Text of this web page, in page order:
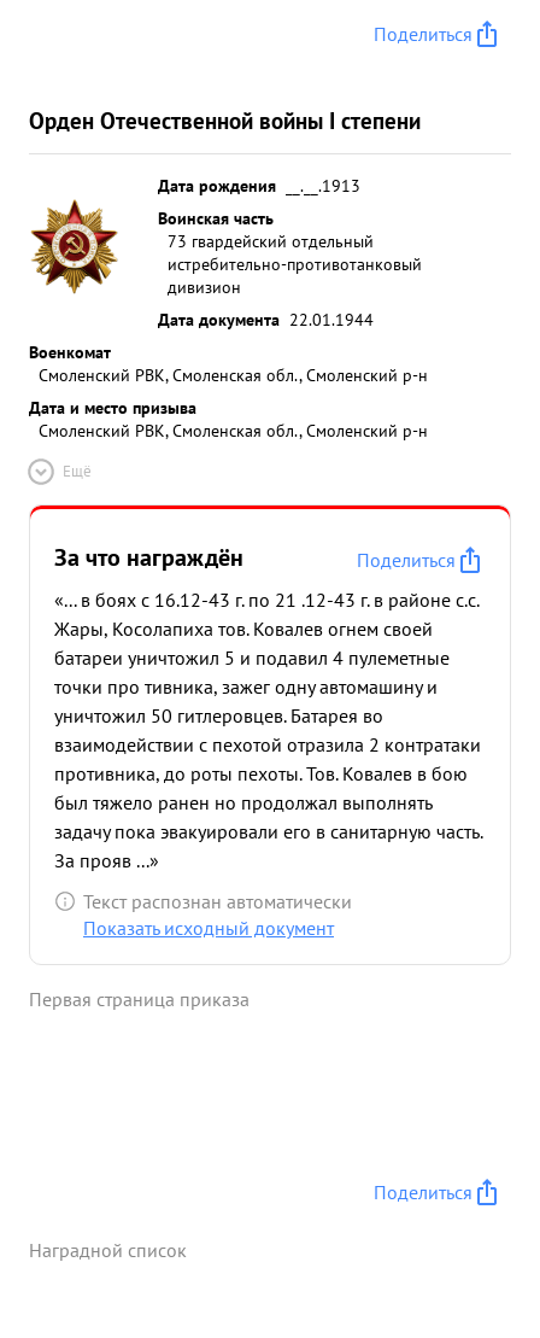
Поделиться
Орден Отечественной войны I степени
Дата рождения
__.__.1913
Воинская часть
73 гвардейский отдельный
истребительно-противотанковый
дивизион
Дата документа 22.01.1944
Военкомат
Смоленский РВК, Смоленская обл., Смоленский р-н
Дата и место призыва
Смоленский РВК, Смоленская обл., Смоленский р-н
Ещё
За что награждён
Поделиться
«... в боях с 16.12-43 г. по 21 .12-43 г. в районе с.с.
Жары, Косолапиха тов. Ковалев огнем своей
батареи уничтожил 5 и подавил 4 пулеметные
точки про тивника, зажег одну автомашину и
уничтожил 50 гитлеровцев. Батарея во
взаимодействии с пехотой отразила 2 контратаки
противника, до роты пехоты. Тов. Ковалев в бою
был тяжело ранен но продолжал выполнять
задачу пока эвакуировали его в санитарную часть.
За прояв ...»
Текст распознан автоматически
Показать исходный документ
Первая страница приказа
Поделиться
Наградной список